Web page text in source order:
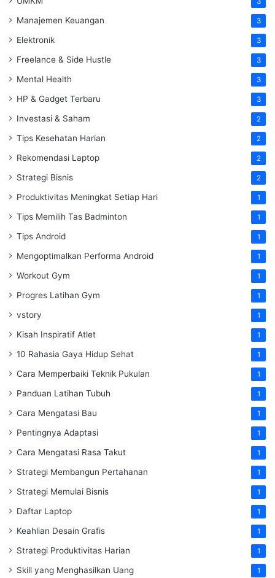
Manajemen Keuangan 3
Elektronik 3
Freelance & Side Hustle 3
Mental Health 3
HP & Gadget Terbaru 3
Investasi & Saham 2
Tips Kesehatan Harian 2
Rekomendasi Laptop 2
Strategi Bisnis 2
Produktivitas Meningkat Setiap Hari 1
Tips Memilih Tas Badminton 1
Tips Android 1
Mengoptimalkan Performa Android 1
Workout Gym 1
Progres Latihan Gym 1
vstory 1
Kisah Inspiratif Atlet 1
10 Rahasia Gaya Hidup Sehat 1
Cara Memperbaiki Teknik Pukulan 1
Panduan Latihan Tubuh 1
Cara Mengatasi Bau 1
Pentingnya Adaptasi 1
Cara Mengatasi Rasa Takut 1
Strategi Membangun Pertahanan 1
Strategi Memulai Bisnis 1
Daftar Laptop 1
Keahlian Desain Grafis 1
Strategi Produktivitas Harian 1
Skill yang Menghasilkan Uang 1